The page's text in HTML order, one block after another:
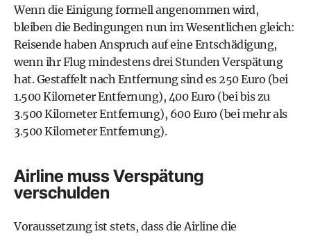
Wenn die Einigung formell angenommen wird,
bleiben die Bedingungen nun im Wesentlichen gleich:
Reisende haben Anspruch auf eine Entschädigung,
wenn ihr Flug mindestens drei Stunden Verspätung
hat. Gestaffelt nach Entfernung sind es 250 Euro (bei
1.500 Kilometer Entfernung), 400 Euro (bei bis zu
3.500 Kilometer Entfernung), 600 Euro (bei mehr als
3.500 Kilometer Entfernung).
Airline muss Verspätung
verschulden
Voraussetzung ist stets, dass die Airline die